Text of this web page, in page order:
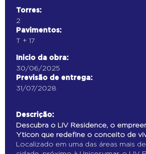
Torres:
2
Pavimentos:
T + 17
Inicio da obra:
30/06/2025
Previsão de entrega:
31/07/2028
Descrição:
Descubra o LIV Residence, o
Yticon que redefine o conceito de
Localizado em uma das áreas mais